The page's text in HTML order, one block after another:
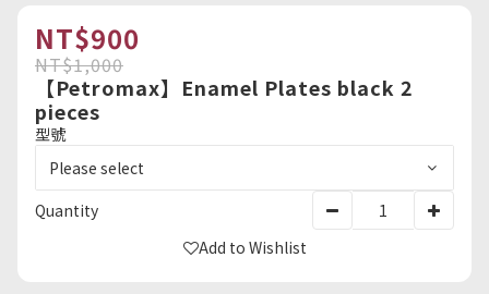
NT$900
NT$1,000
【Petromax】Enamel Plates black 2
pieces
型號
Quantity
Add to Wishlist